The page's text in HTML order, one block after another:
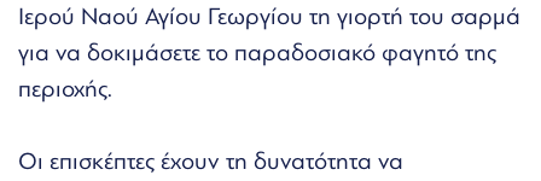
Ιερού Ναού Αγίου Γεωργίου τη γιορτή του σαρμά
για να δοκιμάσετε το παραδοσιακό φαγητό της
περιοχής.
Οι επισκέπτες έχουν τη δυνατότητα να